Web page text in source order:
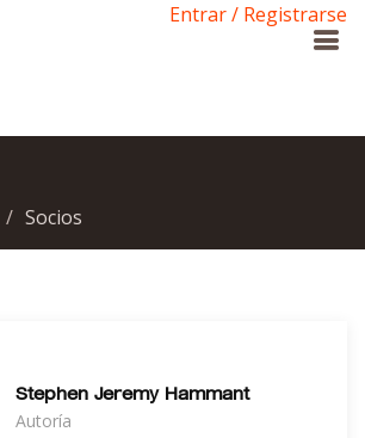
Entrar / Registrarse
Socios
Stephen Jeremy Hammant
Autoría